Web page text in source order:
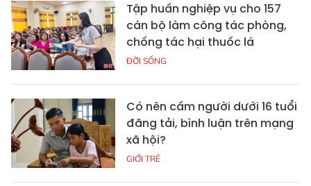
Tập huấn nghiệp vụ cho 157
cán bộ làm công tác phòng,
chống tác hại thuốc lá
ĐỜI SỐNG
Có nên cấm người dưới 16 tuổi
đăng tải, bình luận trên mạng
xã hội?
GIỚI TRẺ